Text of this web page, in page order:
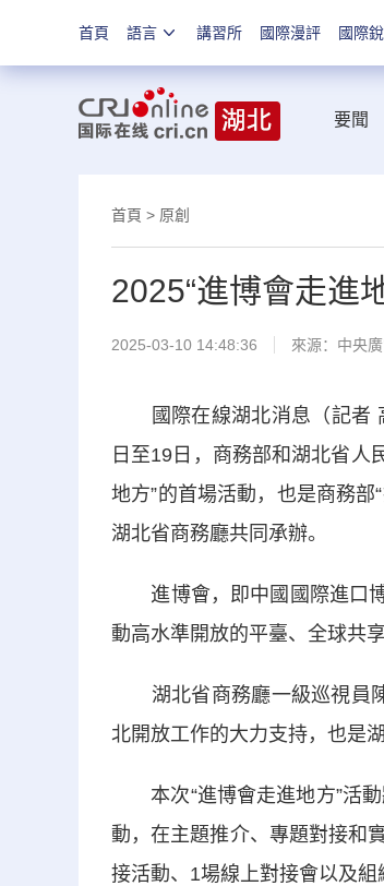
首頁 語言 講習所 國際漫評 國際
要聞
首頁 > 原創
2025“進博會走進
2025-03-10 14:48:36 來源：中央
國際在線湖北消息（記者
日至19日，商務部和湖北省人
地方”的首場活動，也是商務
湖北省商務廳共同承辦。
進博會，即中國國際進口博
動高水準開放的平臺、全球共
湖北省商務廳一級巡視員陳
北開放工作的大力支持，也是
本次“進博會走進地方”活動
動，在主題推介、專題對接和
接活動、1場線上對接會以及組